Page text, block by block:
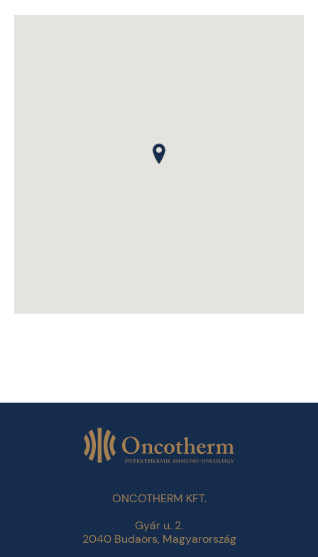
ONCOTHERM KFT.
Gyár u. 2.
2040 Budaörs, Magyarország